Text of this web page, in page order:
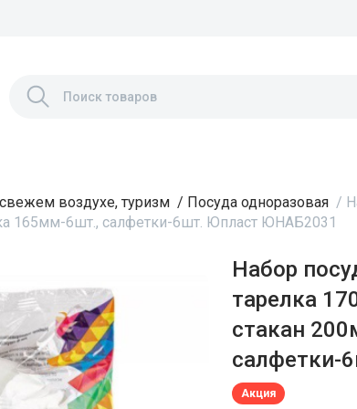
воздухе, туризм / Посуда одноразовая /
165мм-6шт., салфетки-6шт. Юпласт ЮНАБ2031
Набор
тарелка
стакан
салфетки-
Акция